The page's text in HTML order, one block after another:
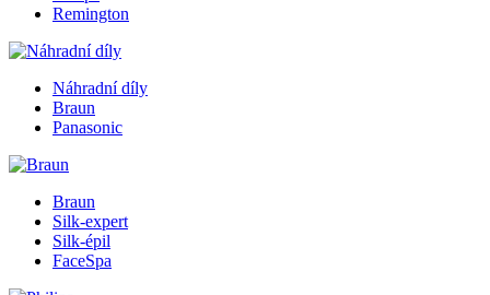
Remington
Náhradní díly
Braun
Panasonic
Braun
Silk-expert
Silk-épil
FaceSpa